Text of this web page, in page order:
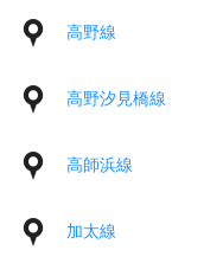
高野線
高野汐見橋線
高師浜線
加太線